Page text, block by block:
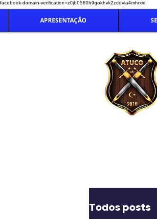
facebook-domain-verification=z0jb0580h9gokhvk2zddvla4mhrxxi
APRESENTAÇÃO
Todos posts